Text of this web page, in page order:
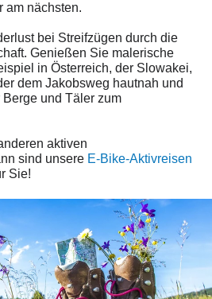
am nächsten.
bei Streifzügen durch die
Genießen Sie malerische
in Österreich, der Slowakei,
dem Jakobsweg hautnah und
und Täler zum
aktiven
sind unsere E-Bike-Aktivreisen
Sie!